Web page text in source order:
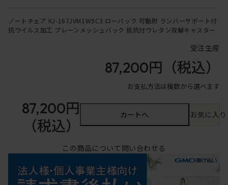
ノートチェア KJ-167JVM1W9C3 ローバック 可動肘 ランバーサポート付
抗ウイルス加工 プレーンメッシュバック 抵抗付ウレタン双輪キャスター
受注生産
87,200円 （税込）
お支払方法は複数から選べます
87,200円
（税込）
カートへ お気に入
この商品について問い合わせる